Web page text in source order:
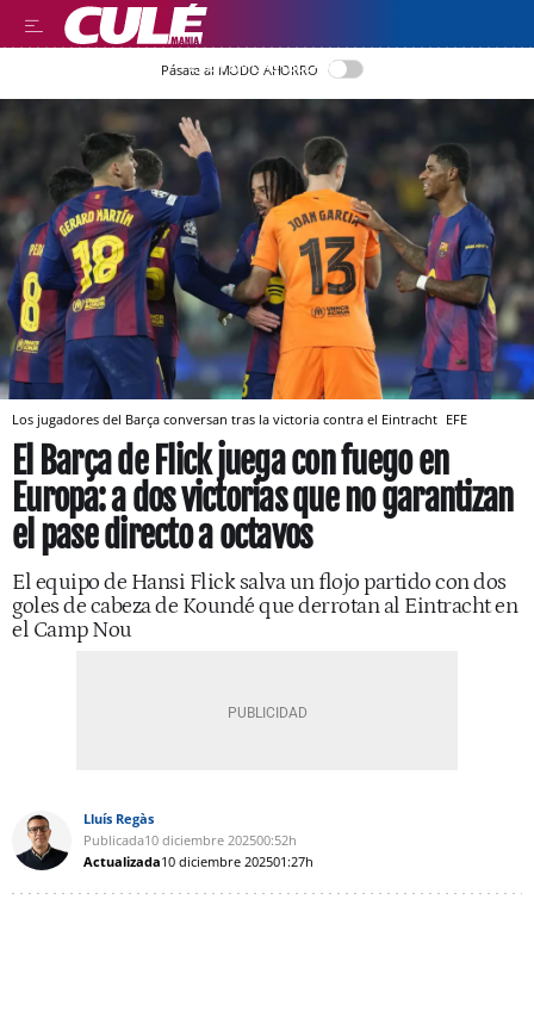
LEER EN CASTELLANO
Pásate al MODO AHORRO
Los jugadores del Barça conversan tras la victoria contra el Eintracht EFE
El Barça de Flick juega con fuego en
Europa: a dos victorias que no garantizan
el pase directo a octavos
El equipo de Hansi Flick salva un flojo partido con dos
goles de cabeza de Koundé que derrotan al Eintracht en
el Camp Nou
Lluís Regàs
Publicada10 diciembre 202500:52h
Actualizada10 diciembre 202501:27h